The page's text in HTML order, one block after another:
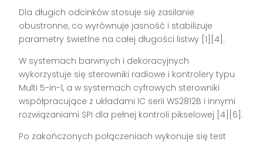
Dla długich odcinków stosuje się zasilanie
obustronne, co wyrównuje jasność i stabilizuje
parametry świetlne na całej długości listwy [1][4].
W systemach barwnych i dekoracyjnych
wykorzystuje się sterowniki radiowe i kontrolery typu
Multi 5-in-1, a w systemach cyfrowych sterowniki
współpracujące z układami IC serii WS2812B i innymi
rozwiązaniami SPI dla pełnej kontroli pikselowej [4][6].
Po zakończonych połączeniach wykonuje się test